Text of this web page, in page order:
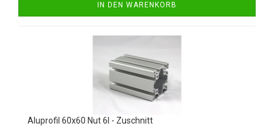
IN DEN WARENKORB
Aluprofil 60x60 Nut 6I - Zuschnitt